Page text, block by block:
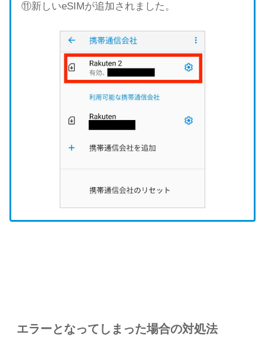
⑪新しいeSIMが追加されました。
エラーとなってしまった場合の対処法